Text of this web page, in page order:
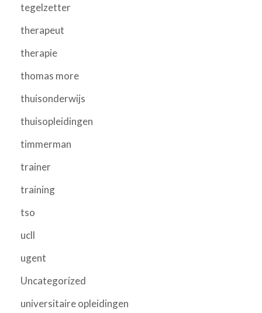
tegelzetter
therapeut
therapie
thomas more
thuisonderwijs
thuisopleidingen
timmerman
trainer
training
tso
ucll
ugent
Uncategorized
universitaire opleidingen